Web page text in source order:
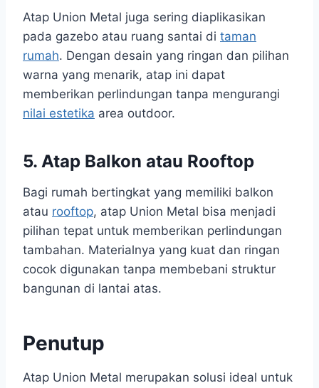
Atap Union Metal juga sering diaplikasikan
pada gazebo atau ruang santai di taman
rumah. Dengan desain yang ringan dan pilihan
warna yang menarik, atap ini dapat
memberikan perlindungan tanpa mengurangi
nilai estetika area outdoor.
5. Atap Balkon atau Rooftop
Bagi rumah bertingkat yang memiliki balkon
atau rooftop, atap Union Metal bisa menjadi
pilihan tepat untuk memberikan perlindungan
tambahan. Materialnya yang kuat dan ringan
cocok digunakan tanpa membebani struktur
bangunan di lantai atas.
Penutup
Atap Union Metal merupakan solusi ideal untuk